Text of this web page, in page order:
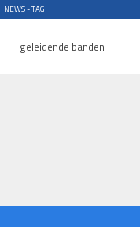
NEWS - TAG:
geleidende banden